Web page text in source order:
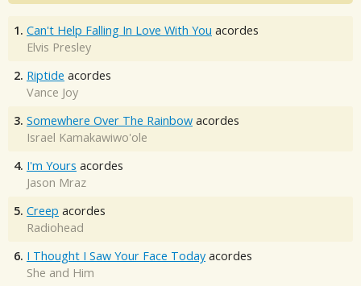
1. Can't Help Falling In Love With You acordes
Elvis Presley
2. Riptide acordes
Vance Joy
3. Somewhere Over The Rainbow acordes
Israel Kamakawiwo'ole
4. I'm Yours acordes
Jason Mraz
5. Creep acordes
Radiohead
6. I Thought I Saw Your Face Today acordes
She and Him